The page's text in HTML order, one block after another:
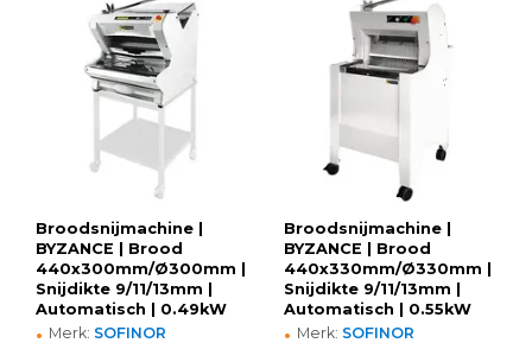
Broodsnijmachine |
BYZANCE | Brood
440x300mm/Ø300mm |
Snijdikte 9/11/13mm |
Automatisch | 0.49kW
(230V) | Optioneel
• Merk: SOFINOR
Broodsnijmachine |
BYZANCE | Brood
440x330mm/Ø330mm |
Snijdikte 9/11/13mm |
Automatisch | 0.55kW
(230V) |
• Merk: SOFINOR